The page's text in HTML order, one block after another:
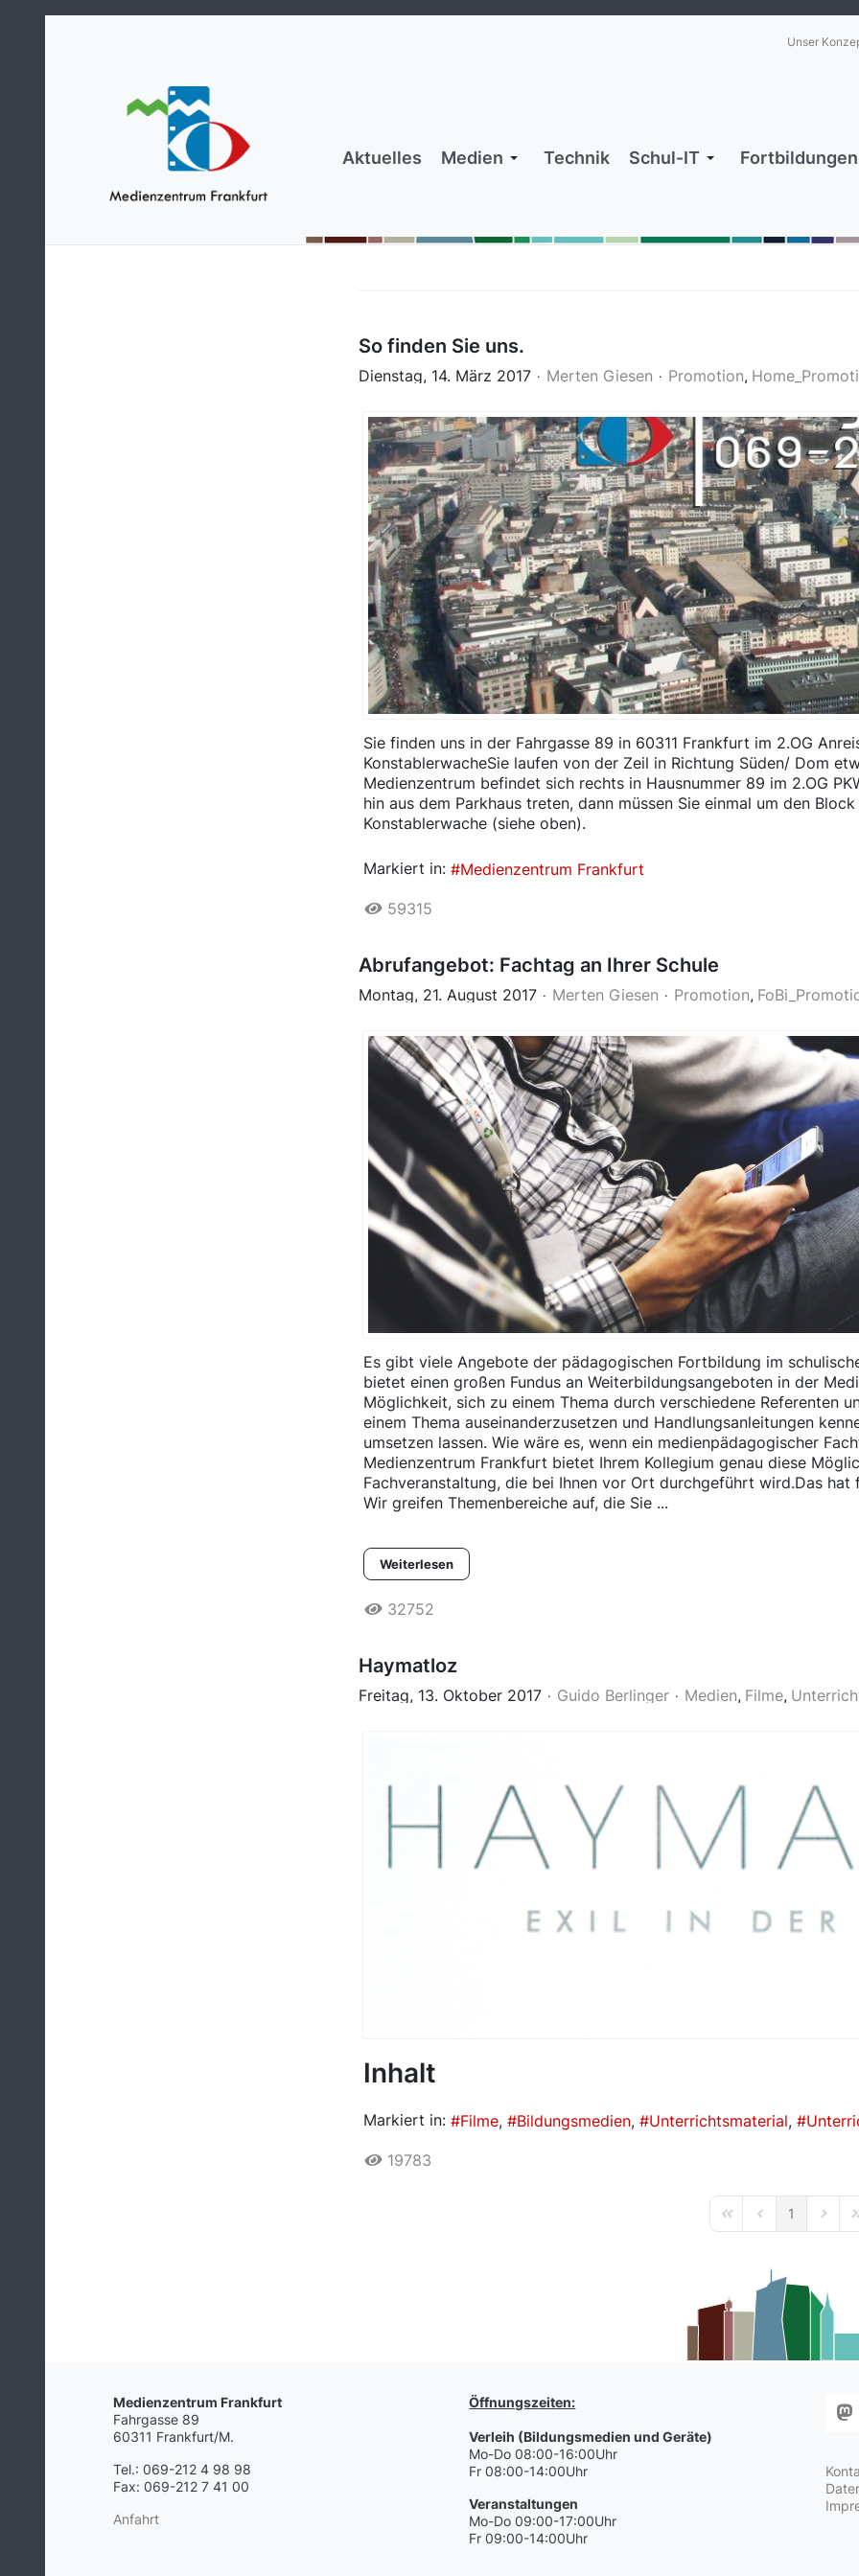
Unser
Aktuelles Medien Technik Schul-IT Fortbildungen
So finden Sie uns.
Dienstag, 14. März 2017 Merten Giesen Promotion
Sie finden uns in der Fahrgasse 89 in 60311 Frankfurt im 2.OG
KonstablerwacheSie laufen von der Zeil in Richtung Süden/ Dom
Medienzentrum befindet sich rechts in Hausnummer 89 im 2.OG
hin aus dem Parkhaus treten, dann müssen Sie einmal um den
Konstablerwache (siehe oben).
Markiert in: Medienzentrum Frankfurt
59315
Abrufangebot: Fachtag an Ihrer Schule
Montag, 21. August 2017 Merten Giesen Promotion
Es gibt viele Angebote der pädagogischen Fortbildung im
bietet einen großen Fundus an Weiterbildungsangeboten in der
Möglichkeit, sich zu einem Thema durch verschiedene Referenten
einem Thema auseinanderzusetzen und Handlungsanleitungen
umsetzen lassen. Wie wäre es, wenn ein medienpädagogischer
Medienzentrum Frankfurt bietet Ihrem Kollegium genau diese
Fachveranstaltung, die bei Ihnen vor Ort durchgeführt wird.Das
Wir greifen Themenbereiche auf, die Sie ...
Weiterlesen
32752
Haymatloz
Freitag, 13. Oktober 2017 Guido Berlinger Medien Filme
Inhalt
Markiert in: Filme Bildungsmedien Unterrichtsmaterial
19783
First PagePrevious Page
1 Next
Medienzentrum Frankfurt
Fahrgasse 89
60311 Frankfurt/M.
Tel.: 069-212 4 98 98
Fax: 069-212 7 41 00
Anfahrt
Öffnungszeiten:
Verleih (Bildungsmedien und Geräte)
Mo-Do 08:00-16:00Uhr
Fr 08:00-14:00Uhr
Veranstaltungen
Mo-Do 09:00-17:00Uhr
Fr 09:00-14:00Uhr